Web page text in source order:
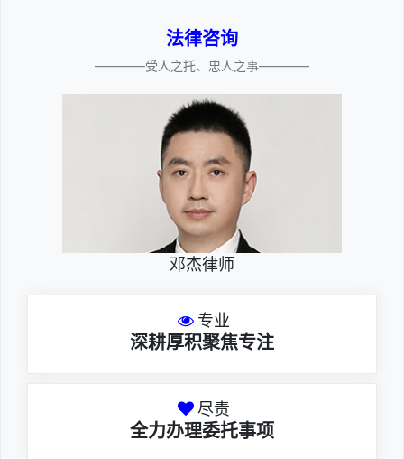
法律咨询
————受人之托、忠人之事————
邓杰律师
专业
深耕厚积聚焦专注
尽责
全力办理委托事项